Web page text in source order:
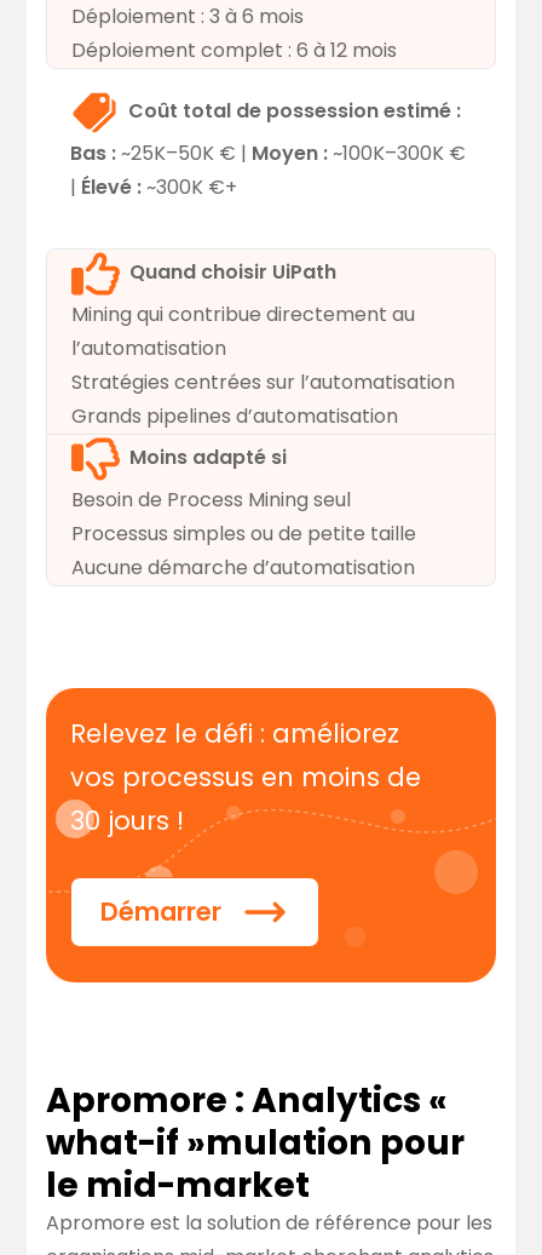
Déploiement : 3 à 6 mois
Déploiement complet : 6 à 12 mois
Coût total de possession estimé :
Bas :~25K–50K € | Moyen :~100K–300K €
| Élevé :~300K €+
Quand choisir UiPath
Mining qui contribue directement au
l’automatisation
Stratégies centrées sur l’automatisation
Grands pipelines d’automatisation
Moins adapté si
Besoin de Process Mining seul
Processus simples ou de petite taille
Aucune démarche d’automatisation
Relevez le défi : améliorez
vos processus en moins de
30 jours !
Démarrer
Apromore : Analytics «
what-if »mulation pour
le mid-market
Apromore est la solution de référence pour les